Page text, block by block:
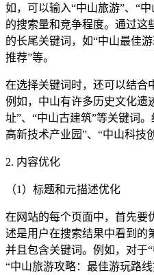
如，可以输入“中山旅游”、“
的搜索量和竞争程度。通过这
的长尾关键词，如“中山最佳
推荐”等。
在选择关键词时，还可以结合
例如，中山有许多历史文化遗
址”、“中山古建筑”等关键词
高新技术产业园”、“中山科技
2. 内容优化
（1）标题和元描述优化
在网站的每个页面中，首先要
述是用户在搜索结果中看到的
并且包含关键词。例如，对于
“中山旅游攻略：最佳游玩路